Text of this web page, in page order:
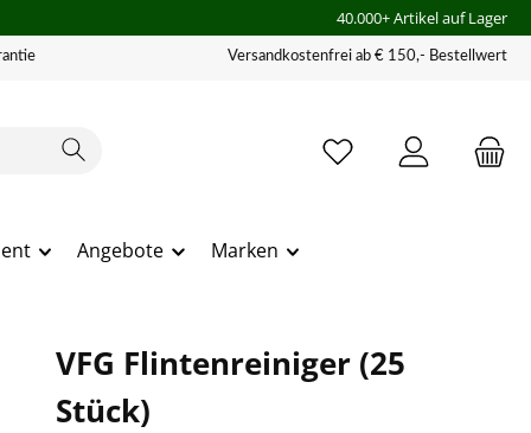
40.000+ Artikel auf Lager
Versandkostenfrei ab € 150,- Bestellwert
Angebote Marken
VFG Flintenreiniger (25
Stück)